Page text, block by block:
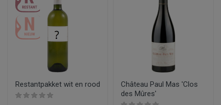
Restantpakket wit en rood
Château Paul Mas 'Clos
des Mûres'